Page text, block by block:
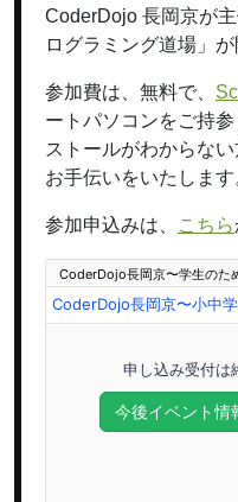
CoderDojo 長岡京が
ログラミング道場」が
参加費は、無料で、
ートパソコンをご持
ストールがわからな
お手伝いをいたします
参加申込みは、 こちら